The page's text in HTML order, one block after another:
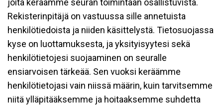
joita keräämme seuran toimintaan osallistuvista.
Rekisterinpitäjä on vastuussa sille annetuista
henkilötiedoista ja niiden käsittelystä. Tietosuojassa
kyse on luottamuksesta, ja yksityisyytesi sekä
henkilötietojesi suojaaminen on seuralle
ensiarvoisen tärkeää. Sen vuoksi keräämme
henkilötietojasi vain niissä määrin, kuin tarvitsemme
niitä ylläpitääksemme ja hoitaaksemme suhdetta